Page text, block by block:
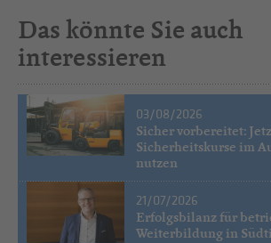
Das könnte Sie auch
interessieren
03/08/2026
Sicher vorbereitet:
Sicherheitskurse im
nutzen
21/07/2026
Erfolgsbilanz für
Weiterbildung in